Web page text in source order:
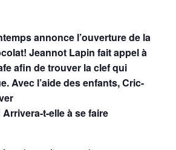
annonce l’ouverture de la
Jeannot Lapin fait appel à
afin de trouver la clef qui
Avec l’aide des enfants, Cric-
t-elle à se faire